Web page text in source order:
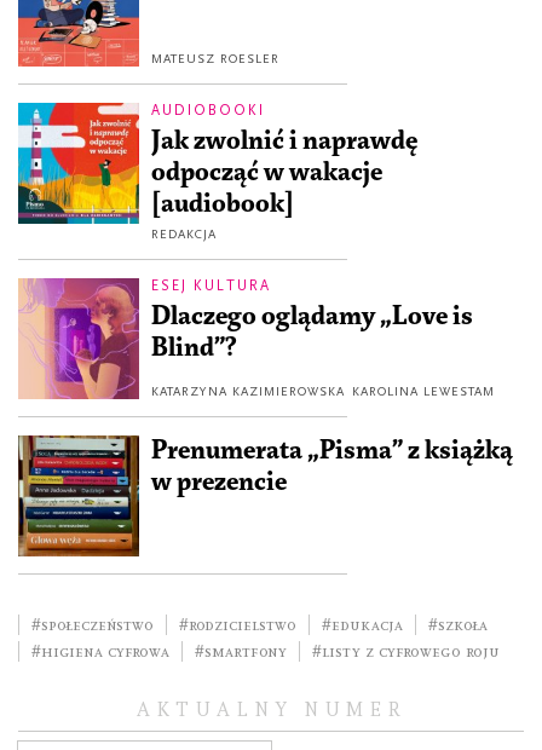
MATEUSZ ROESLER
AUDIOBOOKI
Jak zwolnić i naprawdę
odpocząć w wakacje
[audiobook]
REDAKCJA
ESEJ KULTURA
Dlaczego oglądamy „Love is
Blind”?
KATARZYNA KAZIMIEROWSKA KAROLINA LEWESTAM
Prenumerata „Pisma” z książką
w prezencie
#społeczeństwo #rodzicielstwo #edukacja
#szkoła
#higiena cyfrowa
#smartfony #listy z cyfrowego roju
AKTUALNY NUMER